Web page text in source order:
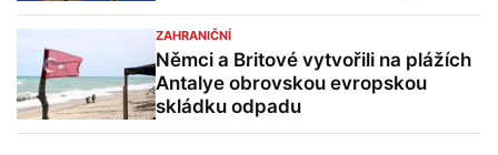
ZAHRANIČNÍ
Němci a Britové vytvořili na plážích
Antalye obrovskou evropskou
skládku odpadu